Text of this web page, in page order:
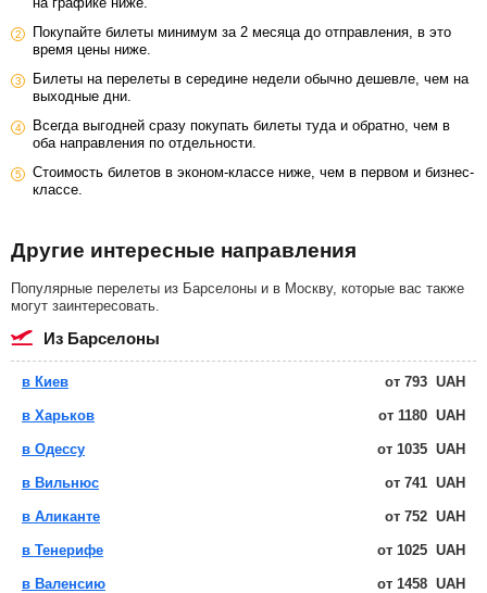
Покупайте билеты минимум за 2 месяца до отправления, в это
время цены ниже.
Билеты на перелеты в середине недели обычно дешевле, чем на
выходные дни.
Всегда выгодней сразу покупать билеты туда и обратно, чем в
оба направления по отдельности.
Стоимость билетов в эконом-классе ниже, чем в первом и бизнес-
классе.
Другие интересные направления
Популярные перелеты из Барселоны и в Москву, которые вас также
могут заинтересовать.
из Барселоны
в Киев от 793 UAH
в Харьков от 1180 UAH
в Одессу от 1035 UAH
в Вильнюс от 741 UAH
в Аликанте от 752 UAH
в Тенерифе от 1025 UAH
в Валенсию от 1458 UAH